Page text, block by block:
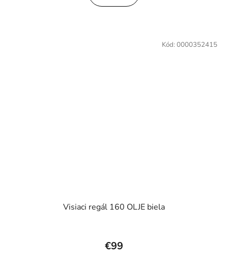
Visiaci regál 160 OLJE biela
€99
Kód: 0000352415